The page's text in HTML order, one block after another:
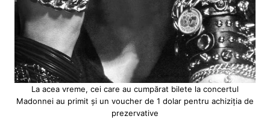
La acea vreme, cei care au cumpărat bilete la concertul
Madonnei au primit și un voucher de 1 dolar pentru achiziția de
prezervative